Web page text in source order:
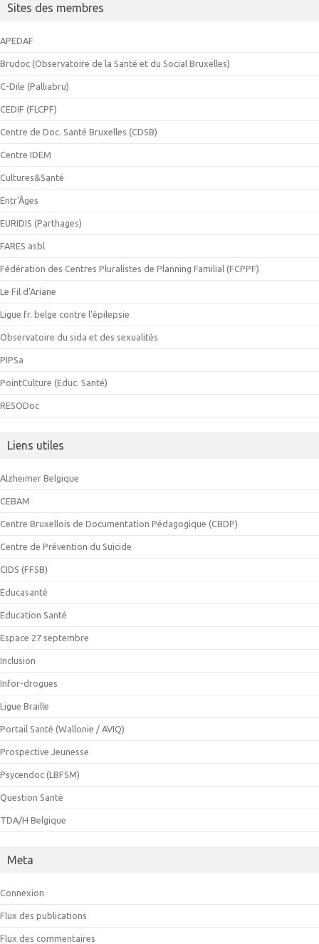
Sites des membres
APEDAF
Brudoc (Observatoire de la Santé et du Social Bruxelles)
C-Dile (Palliabru)
CEDIF (FLCPF)
Centre de Doc. Santé Bruxelles (CDSB)
Centre IDEM
Cultures&Santé
Entr'Âges
EURIDIS (Parthages)
FARES asbl
Fédération des Centres Pluralistes de Planning Familial (FCPPF)
Le Fil d'Ariane
Ligue fr. belge contre l'épilepsie
Observatoire du sida et des sexualités
PIPSa
PointCulture (Educ. Santé)
RESODoc
Liens utiles
Alzheimer Belgique
CEBAM
Centre Bruxellois de Documentation Pédagogique (CBDP)
Centre de Prévention du Suicide
CIDS (FFSB)
Educasanté
Education Santé
Espace 27 septembre
Inclusion
Infor-drogues
Ligue Braille
Portail Santé (Wallonie / AVIQ)
Prospective Jeunesse
Psycendoc (LBFSM)
Question Santé
TDA/H Belgique
Meta
Connexion
Flux des publications
Flux des commentaires